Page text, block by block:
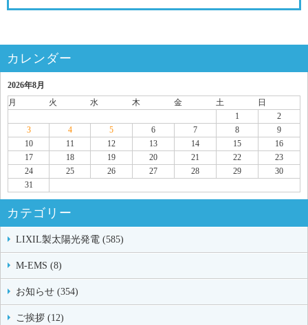
カレンダー
2026年8月
月
火 水 木 金 土
日
1
2
3
4 5 6 7 8
9
10
11 12 13 14 15
16
17
18 19 20 21 22
23
24
25 26 27 28 29
30
31
カテゴリー
LIXIL製太陽光発電 (585)
M-EMS (8)
お知らせ (354)
ご挨拶 (12)